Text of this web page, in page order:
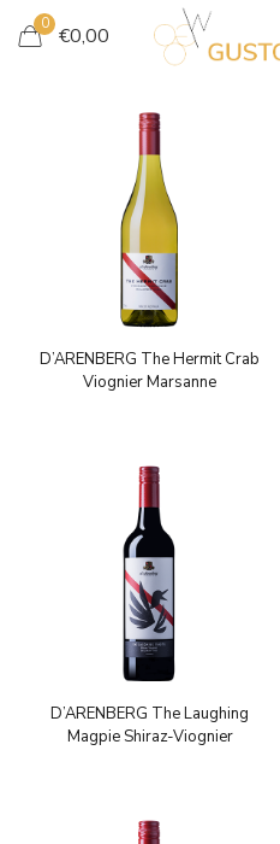
0 €0,00
D’ARENBERG The Hermit Crab
Viognier Marsanne
D’ARENBERG The Laughing
Magpie Shiraz-Viognier